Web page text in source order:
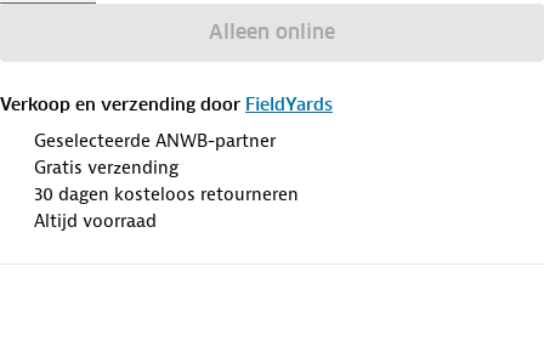
Alleen online
Verkoop en verzending door FieldYards
Geselecteerde ANWB-partner
Gratis verzending
30 dagen kosteloos retourneren
Altijd voorraad